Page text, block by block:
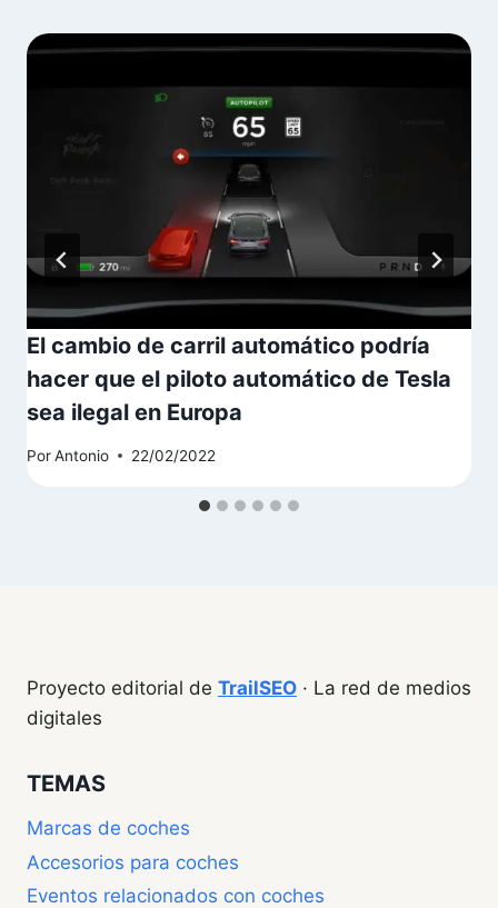
El cambio de carril automático podría
hacer que el piloto automático de Tesla
sea ilegal en Europa
PorAntonio 22/02/2022
Proyecto editorial de TrailSEO · La red de medios
digitales
TEMAS
Marcas de coches
Accesorios para coches
Eventos relacionados con coches